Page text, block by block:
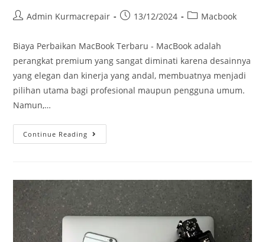
Admin Kurmacrepair 13/12/2024 Macbook
Biaya Perbaikan MacBook Terbaru - MacBook adalah
perangkat premium yang sangat diminati karena desainnya
yang elegan dan kinerja yang andal, membuatnya menjadi
pilihan utama bagi profesional maupun pengguna umum.
Namun,…
Continue Reading